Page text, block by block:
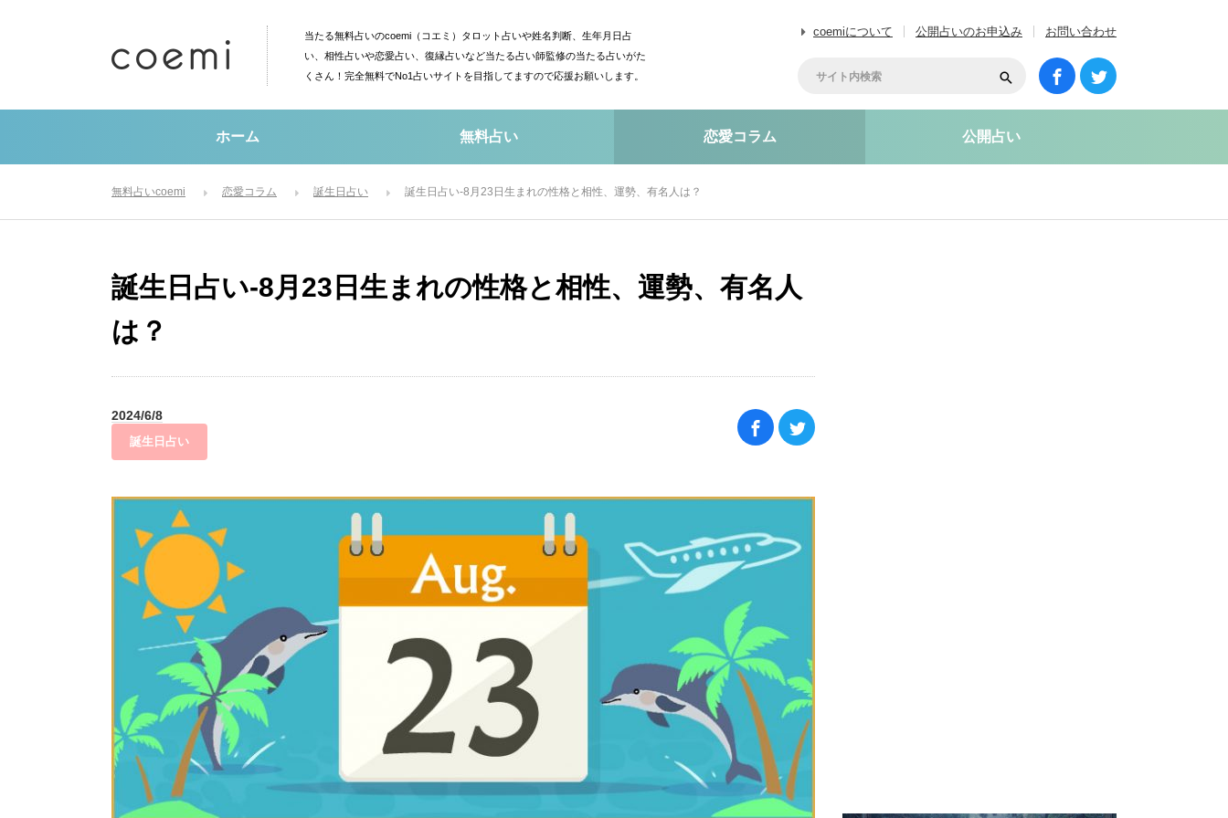
当たる無料占いのcoemi（コエミ）タロット占いや姓名判断、生年月日占
い、相性占いや恋愛占い、復縁占いなど当たる占い師監修の当たる占いがた
くさん！完全無料でNo1占いサイトを目指してますので応援お願いします。
coemiについて 公開占いのお申込み お問い合わせ
ホーム 無料占い 恋愛コラム 公開占い
無料占いcoemi 恋愛コラム 誕生日占い 誕生日占い-8月23日生まれの性格と相性、運勢、有名人は？
誕生日占い-8月23日生まれの性格と相性、運勢、有名人
は？
2024/6/8
誕生日占い